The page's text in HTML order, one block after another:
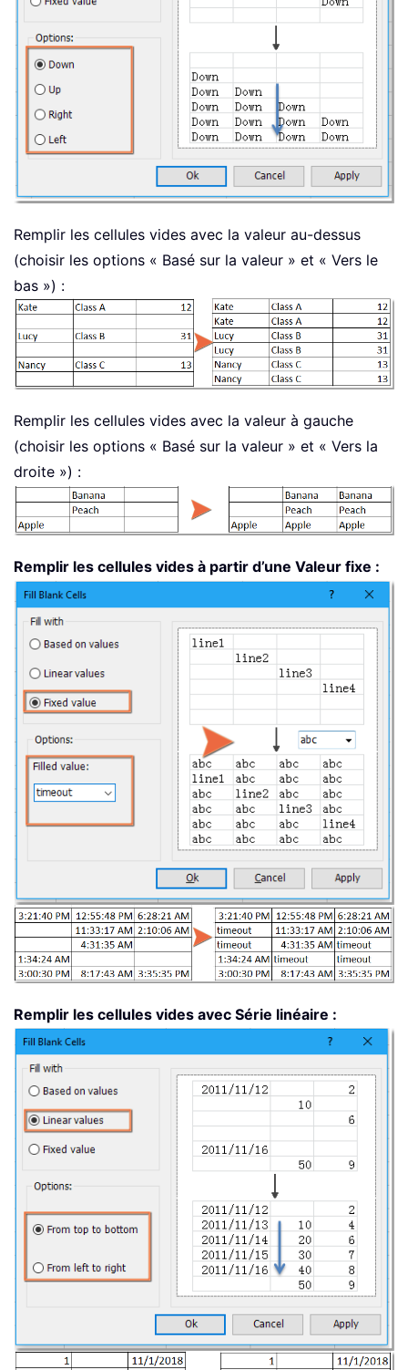
Remplir les cellules vides avec la valeur au-dessus
(choisir les options « Basé sur la valeur » et « Vers le
bas ») :
Remplir les cellules vides avec la valeur à gauche
(choisir les options « Basé sur la valeur » et « Vers la
droite ») :
Remplir les cellules vides à partir d’une Valeur fixe :
Remplir les cellules vides avec Série linéaire :